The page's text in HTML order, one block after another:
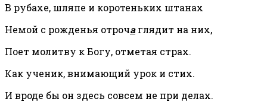
В рубахе, шляпе и коротеньких штанах
Немой с рожденья отроча глядит на них,
Поет молитву к Богу, отметая страх.
Как ученик, внимающий урок и стих.
И вроде бы он здесь совсем не при делах.